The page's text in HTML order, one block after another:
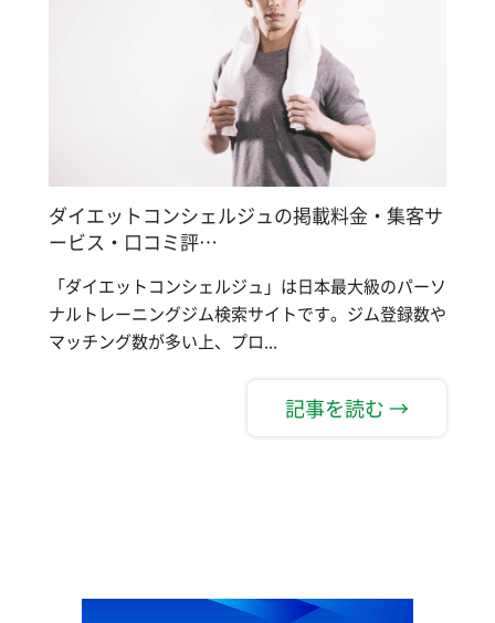
ダイエットコンシェルジュの掲載料金・集客サ
ービス・口コミ評…
「ダイエットコンシェルジュ」は日本最大級のパーソ
ナルトレーニングジム検索サイトです。ジム登録数や
マッチング数が多い上、プロ...
記事を読む →